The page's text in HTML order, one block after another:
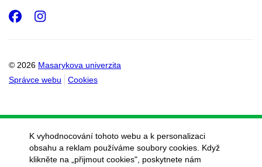
© 2026 Masarykova univerzita
Správce webu
Cookies
Facebook
Instagram
K vyhodnocování tohoto webu a k personalizaci
obsahu a reklam používáme soubory cookies. Když
klikněte na „přijmout cookies", poskytnete nám